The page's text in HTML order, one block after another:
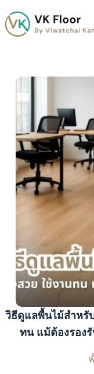
วิธีดูแลพื้นไม้สำหรั
ทน แม้ต้องรอง